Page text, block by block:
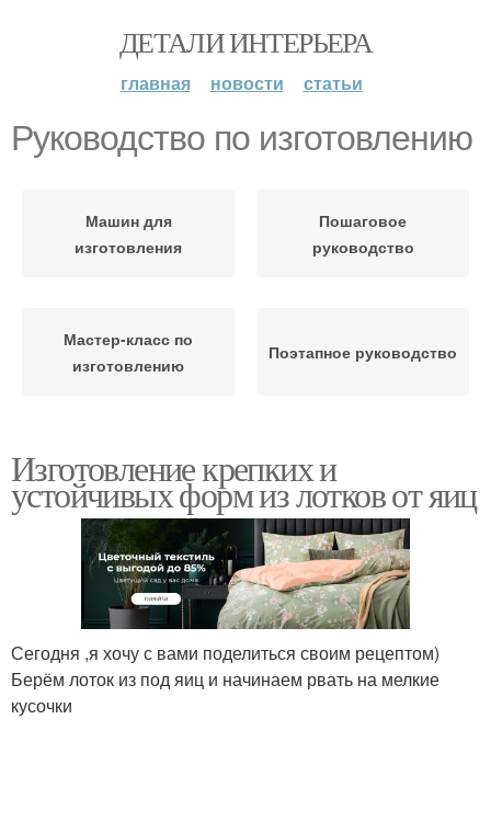
ДЕТАЛИ ИНТЕРЬЕРА
главная новости статьи
Руководство по изготовлению
Машин для
изготовления
Пошаговое
руководство
Мастер-класс по
изготовлению
Поэтапное руководство
Изготовление крепких и
устойчивых форм из лотков от яиц
Сегодня ,я хочу с вами поделиться своим рецептом)
Берём лоток из под яиц и начинаем рвать на мелкие
кусочки